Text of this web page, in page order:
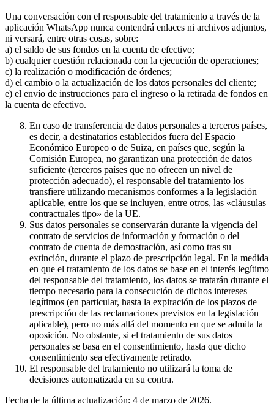
Una conversación con el responsable del tratamiento a través de la
aplicación WhatsApp nunca contendrá enlaces ni archivos adjuntos,
ni versará, entre otras cosas, sobre:
a) el saldo de sus fondos en la cuenta de efectivo;
b) cualquier cuestión relacionada con la ejecución de operaciones;
c) la realización o modificación de órdenes;
d) el cambio o la actualización de los datos personales del cliente;
e) el envío de instrucciones para el ingreso o la retirada de fondos en
la cuenta de efectivo.
En caso de transferencia de datos personales a terceros países,
es decir, a destinatarios establecidos fuera del Espacio
Económico Europeo o de Suiza, en países que, según la
Comisión Europea, no garantizan una protección de datos
suficiente (terceros países que no ofrecen un nivel de
protección adecuado), el responsable del tratamiento los
transfiere utilizando mecanismos conformes a la legislación
aplicable, entre los que se incluyen, entre otros, las «cláusulas
contractuales tipo» de la UE.
Sus datos personales se conservarán durante la vigencia del
contrato de servicios de información y formación o del
contrato de cuenta de demostración, así como tras su
extinción, durante el plazo de prescripción legal. En la medida
en que el tratamiento de los datos se base en el interés legítimo
del responsable del tratamiento, los datos se tratarán durante el
tiempo necesario para la consecución de dichos intereses
legítimos (en particular, hasta la expiración de los plazos de
prescripción de las reclamaciones previstos en la legislación
aplicable), pero no más allá del momento en que se admita la
oposición. No obstante, si el tratamiento de sus datos
personales se basa en el consentimiento, hasta que dicho
consentimiento sea efectivamente retirado.
El responsable del tratamiento no utilizará la toma de
decisiones automatizada en su contra.
Fecha de la última actualización: 4 de marzo de 2026.